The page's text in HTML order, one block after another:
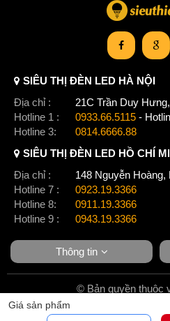
Giá sản phẩm
SIÊU THỊ ĐÈN LED HÀ NỘI
Địa chỉ :
21C Trần Duy
Hotline 1 :
0933.66.5115 -
Hotline 3:
0814.6666.88
SIÊU THỊ ĐÈN LED HỒ CHÍ
Địa chỉ :
148 Nguyễn Hoàng,
Hotline 7 :
0923.19.3366
Hotline 8:
0911.19.3366
Hotline 9 :
0943.19.3366
Thông tin
© Bản quyền thuộc